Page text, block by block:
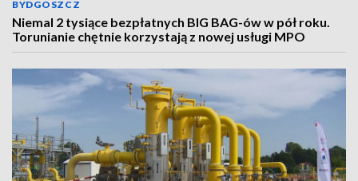
BYDGOSZCZ
Niemal 2 tysiące bezpłatnych BIG BAG-ów w pół roku.
Torunianie chętnie korzystają z nowej usługi MPO